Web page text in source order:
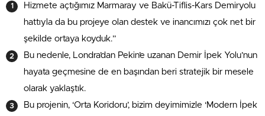
Hizmete açtığımız Marmaray ve Bakü-Tiflis-Kars Demiryolu
hattıyla da bu projeye olan destek ve inancımızı çok net bir
şekilde ortaya koyduk.”
Bu nedenle, Londra’dan Pekin’e uzanan Demir İpek Yolu’nun
hayata geçmesine de en başından beri stratejik bir mesele
olarak yaklaştık.
Bu projenin, ‘Orta Koridoru’, bizim deyimimizle ‘Modern İpek